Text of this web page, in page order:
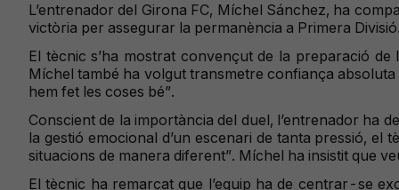
L’entrenador del Girona FC, Míchel Sánchez, ha
victòria per assegurar la permanència a Primera
El tècnic s’ha mostrat convençut de la preparació de
Míchel també ha volgut transmetre confiança
hem fet les coses bé”.
Conscient de la importància del duel, l’entrenador ha
la gestió emocional d’un escenari de tanta pressió, el
situacions de manera diferent”. Míchel ha insistit que
El tècnic ha remarcat que l’equip ha de centrar-se